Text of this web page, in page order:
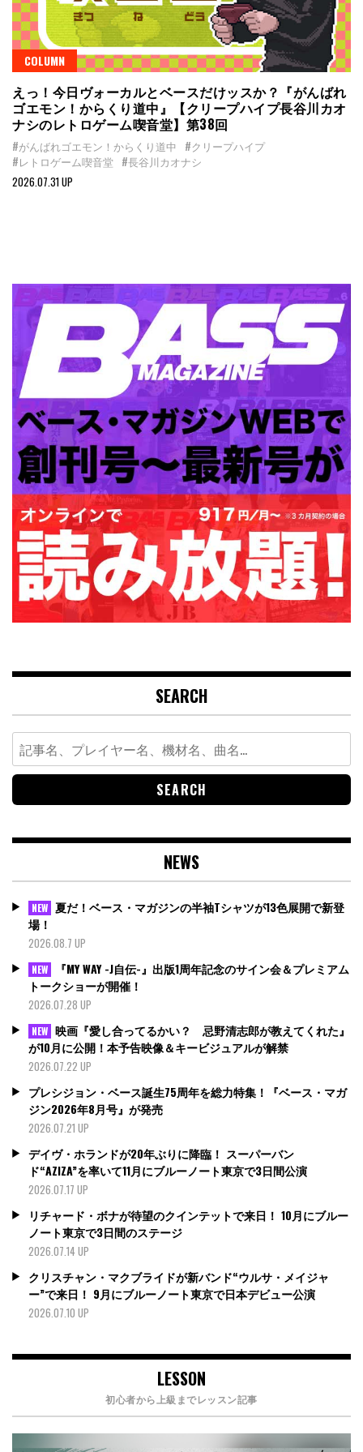
COLUMN
えっ！今日ヴォーカルとベースだけッスか？『がんばれ
ゴエモン！からくり道中』【クリープハイプ長谷川カオ
ナシのレトロゲーム喫音堂】第38回
#がんばれゴエモン！からくり道中 #クリープハイプ
#レトロゲーム喫音堂 #長谷川カオナシ
2026.07.31 UP
SEARCH
Search
for:
NEWS
NEW 夏だ！ベース・マガジンの半袖Tシャツが13色展開で新登
場！
2026.08.7 UP
NEW
『MY WAY -J自伝-』出版1周年記念のサイン会＆プレミアム
トークショーが開催！
2026.07.28 UP
NEW 映画『愛し合ってるかい？ 忌野清志郎が教えてくれた』
が10月に公開！本予告映像＆キービジュアルが解禁
2026.07.22 UP
プレシジョン・ベース誕生75周年を総力特集！『ベース・マガ
ジン2026年8月号』が発売
2026.07.21 UP
デイヴ・ホランドが20年ぶりに降臨！ スーパーバン
ド“AZIZA”を率いて11月にブルーノート東京で3日間公演
2026.07.17 UP
リチャード・ボナが待望のクインテットで来日！ 10月にブルー
ノート東京で3日間のステージ
2026.07.14 UP
クリスチャン・マクブライドが新バンド“ウルサ・メイジャ
ー”で来日！ 9月にブルーノート東京で日本デビュー公演
2026.07.10 UP
LESSON
初心者から上級までレッスン記事